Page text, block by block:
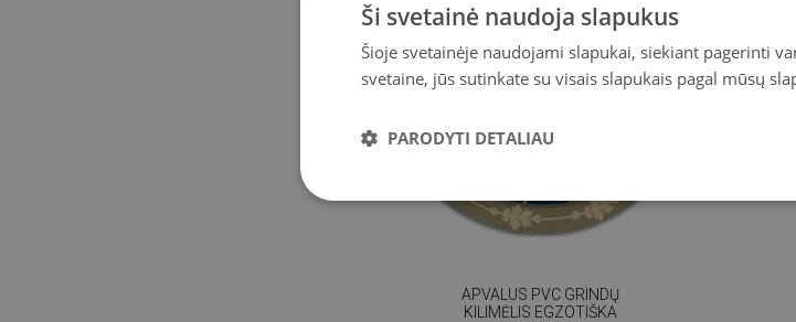
APVALUS PVC GRINDŲ
KILIMĖLIS EGZOTIŠKA
Ši svetainė naudoja slapukus
Šioje svetainėje naudojami slapukai, siekiant pagerinti
svetaine, jūs sutinkate su visais slapukais pagal mūsų
PARODYTI DETALIAU